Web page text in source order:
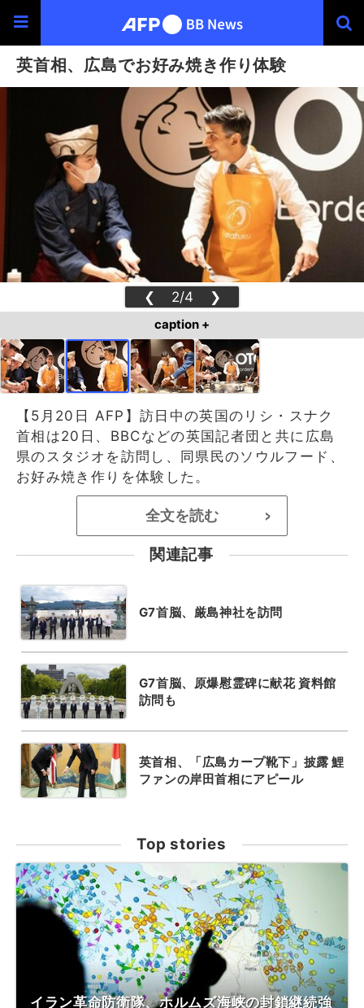
英首相、広島でお好み焼き作り体験
❮ 2/4 ❯
caption +
【5月20日 AFP】訪日中の英国のリシ・スナク
首相は20日、BBCなどの英国記者団と共に広島
県のスタジオを訪問し、同県民のソウルフード、
お好み焼き作りを体験した。
全文を読む >
関連記事
G7首脳、厳島神社を訪問
G7首脳、原爆慰霊碑に献花 資料館
訪問も
英首相、「広島カープ靴下」披露 鯉
ファンの岸田首相にアピール
Top stories
イラン革命防衛隊、ホルムズ海峡の封鎖継続強